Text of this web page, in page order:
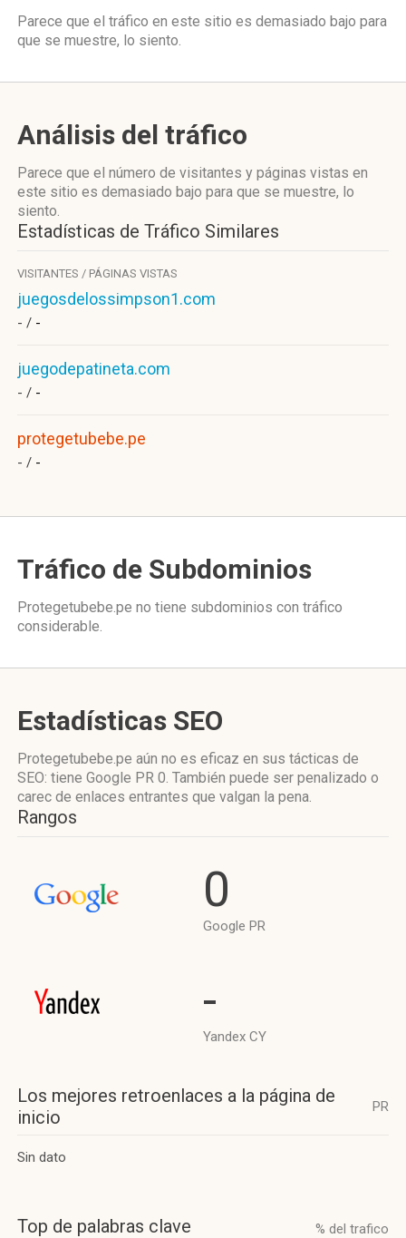
Parece que el tráfico en este sitio es demasiado bajo para
que se muestre, lo siento.
Análisis del tráfico
Parece que el número de visitantes y páginas vistas en
este sitio es demasiado bajo para que se muestre, lo
siento.
Estadísticas de Tráfico Similares
VISITANTES / PÁGINAS VISTAS
juegosdelossimpson1.com
- / -
juegodepatineta.com
- / -
protegetubebe.pe
- / -
Tráfico de Subdominios
Protegetubebe.pe no tiene subdominios con tráfico
considerable.
Estadísticas SEO
Protegetubebe.pe aún no es eficaz en sus tácticas de
SEO: tiene Google PR 0. También puede ser penalizado o
carec de enlaces entrantes que valgan la pena.
Rangos
0
Google PR
-
Yandex CY
Los mejores retroenlaces a la página de
inicio
PR
Sin dato
Top de palabras clave % del trafico